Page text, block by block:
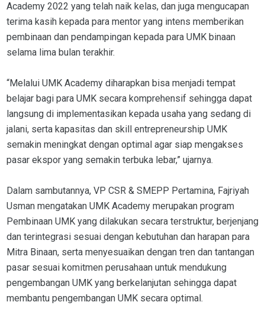
Academy 2022 yang telah naik kelas, dan juga mengucapan
terima kasih kepada para mentor yang intens memberikan
pembinaan dan pendampingan kepada para UMK binaan
selama lima bulan terakhir.
“Melalui UMK Academy diharapkan bisa menjadi tempat
belajar bagi para UMK secara komprehensif sehingga dapat
langsung di implementasikan kepada usaha yang sedang di
jalani, serta kapasitas dan skill entrepreneurship UMK
semakin meningkat dengan optimal agar siap mengakses
pasar ekspor yang semakin terbuka lebar,” ujarnya.
Dalam sambutannya, VP CSR & SMEPP Pertamina, Fajriyah
Usman mengatakan UMK Academy merupakan program
Pembinaan UMK yang dilakukan secara terstruktur, berjenjang
dan terintegrasi sesuai dengan kebutuhan dan harapan para
Mitra Binaan, serta menyesuaikan dengan tren dan tantangan
pasar sesuai komitmen perusahaan untuk mendukung
pengembangan UMK yang berkelanjutan sehingga dapat
membantu pengembangan UMK secara optimal.